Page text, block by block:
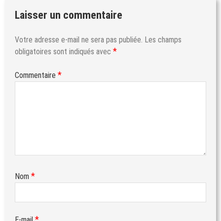
Laisser un commentaire
Votre adresse e-mail ne sera pas publiée. Les champs
obligatoires sont indiqués avec *
Commentaire *
Nom *